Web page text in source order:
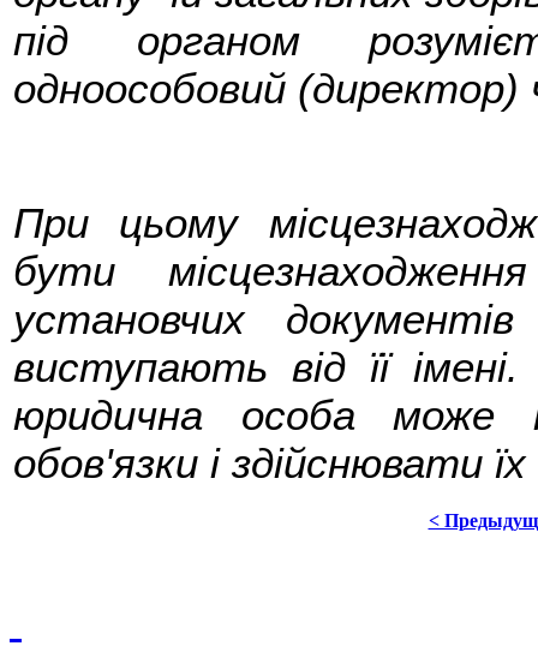
під органом
одноособовий (директор)
При цьому
бути
установчих
виступають від її
юридична особа може
обов'язки і здійснювати
<